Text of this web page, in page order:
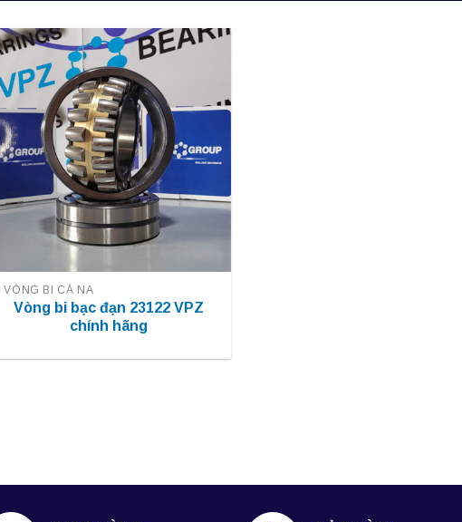
VÒNG BI CÀ NA
Vòng bi bạc đạn 23122 VPZ
chính hãng